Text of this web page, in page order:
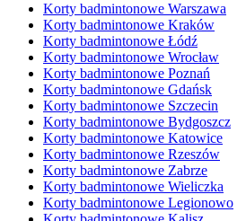
Korty badmintonowe Warszawa
Korty badmintonowe Kraków
Korty badmintonowe Łódź
Korty badmintonowe Wrocław
Korty badmintonowe Poznań
Korty badmintonowe Gdańsk
Korty badmintonowe Szczecin
Korty badmintonowe Bydgoszcz
Korty badmintonowe Katowice
Korty badmintonowe Rzeszów
Korty badmintonowe Zabrze
Korty badmintonowe Wieliczka
Korty badmintonowe Legionowo